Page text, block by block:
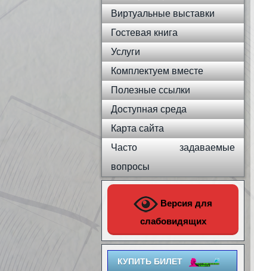
Виртуальные выставки
Гостевая книга
Услуги
Комплектуем вместе
Полезные ссылки
Доступная среда
Карта сайта
Часто задаваемые
вопросы
Версия для
слабовидящих
КУПИТЬ БИЛЕТ